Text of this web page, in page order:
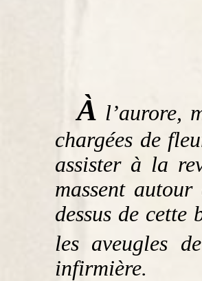
À l’aurore,
chargées de
assister à la
massent
dessus de
les aveugles
infirmière.